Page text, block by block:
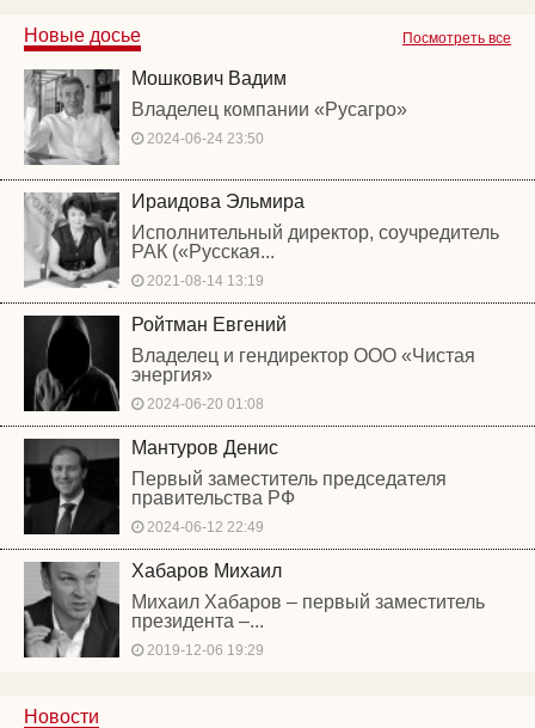
Посмотреть все
Новые досье
Мошкович Вадим
Владелец компании «Русагро»
2024-06-24 23:50
Ираидова Эльмира
Исполнительный директор, соучредитель
РАК («Русская...
2021-08-14 13:19
Ройтман Евгений
Владелец и гендиректор ООО «Чистая
энергия»
2024-06-20 01:08
Мантуров Денис
Первый заместитель председателя
правительства РФ
2024-06-12 22:49
Хабаров Михаил
Михаил Хабаров – первый заместитель
президента –...
2019-12-06 19:29
Новости